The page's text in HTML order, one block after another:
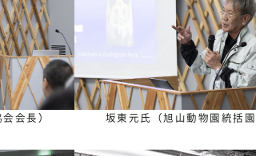
会長） 坂東元氏（旭山動物園統括